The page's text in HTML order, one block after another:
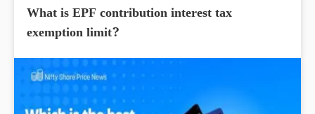
What is EPF contribution interest tax
exemption limit?